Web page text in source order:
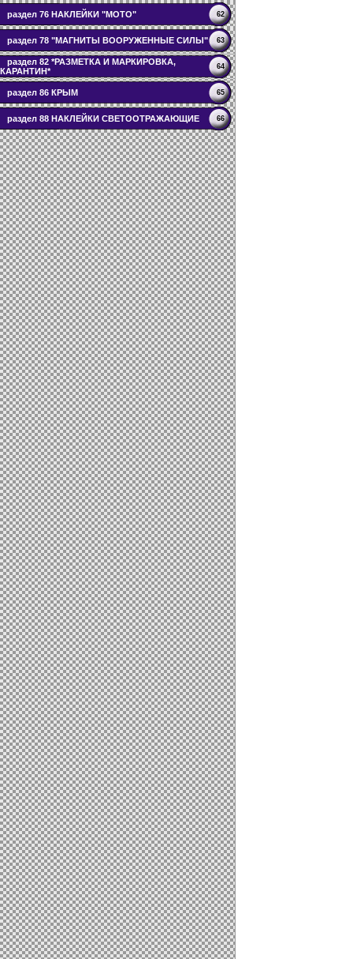
раздел 76 НАКЛЕЙКИ "МОТО" 62
раздел 78 "МАГНИТЫ ВООРУЖЕННЫЕ СИЛЫ" 63
раздел 82 *РАЗМЕТКА И МАРКИРОВКА,
КАРАНТИН*
64
раздел 86 КРЫМ 65
раздел 88 НАКЛЕЙКИ СВЕТООТРАЖАЮЩИЕ 66